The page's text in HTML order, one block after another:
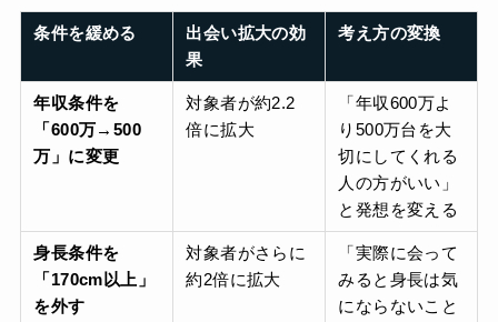
条件を緩める
出会い拡大の効
果
考え方の変換
年収条件を
「600万→500
万」に変更
対象者が約2.2
倍に拡大
「年収600万よ
り500万台を大
切にしてくれる
人の方がいい」
と発想を変える
身長条件を
「170cm以上」
を外す
対象者がさらに
約2倍に拡大
「実際に会って
みると身長は気
にならないこと